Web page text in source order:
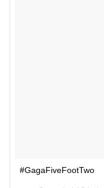
#GagaFiveFootTwo